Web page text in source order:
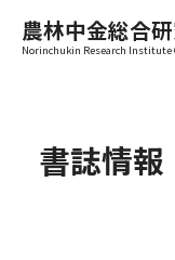
農林中金総合
Norinchukin Research Institute
書誌情報